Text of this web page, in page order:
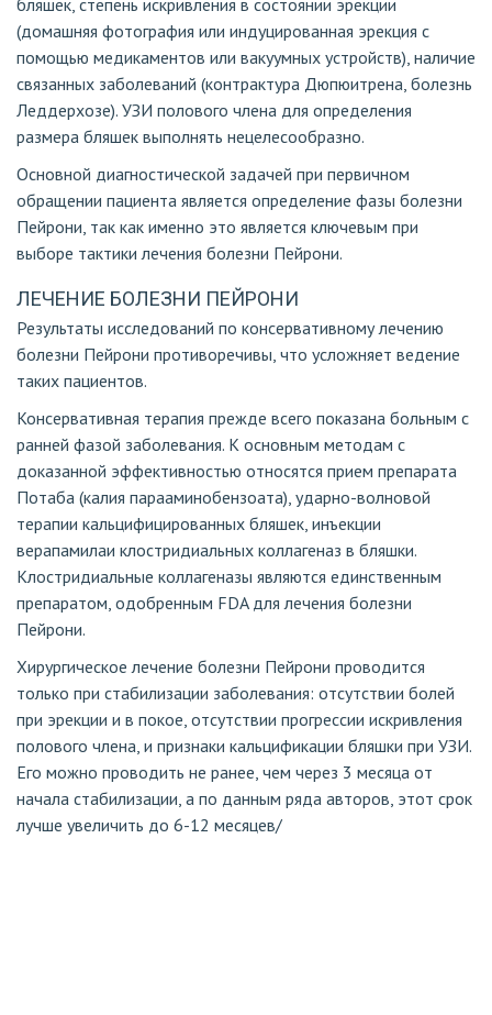
бляшек, степень искривления в состоянии эрекции
(домашняя фотография или индуцированная эрекция с
помощью медикаментов или вакуумных устройств), наличие
связанных заболеваний (контрактура Дюпюитрена, болезнь
Леддерхозе). УЗИ полового члена для определения
размера бляшек выполнять нецелесообразно.
Основной диагностической задачей при первичном
обращении пациента является определение фазы болезни
Пейрони, так как именно это является ключевым при
выборе тактики лечения болезни Пейрони.
ЛЕЧЕНИЕ БОЛЕЗНИ ПЕЙРОНИ
Результаты исследований по консервативному лечению
болезни Пейрони противоречивы, что усложняет ведение
таких пациентов.
Консервативная терапия прежде всего показана больным с
ранней фазой заболевания. К основным методам с
доказанной эффективностью относятся прием препарата
Потаба (калия парааминобензоата), ударно-волновой
терапии кальцифицированных бляшек, инъекции
верапамилаи клостридиальных коллагеназ в бляшки.
Клостридиальные коллагеназы являются единственным
препаратом, одобренным FDA для лечения болезни
Пейрони.
Хирургическое лечение болезни Пейрони проводится
только при стабилизации заболевания: отсутствии болей
при эрекции и в покое, отсутствии прогрессии искривления
полового члена, и признаки кальцификации бляшки при УЗИ.
Его можно проводить не ранее, чем через 3 месяца от
начала стабилизации, а по данным ряда авторов, этот срок
лучше увеличить до 6-12 месяцев/